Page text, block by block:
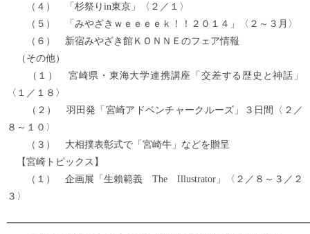
（４） 「杉祭りin東京」〈２／１〉
（５） 「みやざきｗｅｅｅｅｋ！！２０１４」〈２～３月〉
（６） 新宿みやざき館ＫＯＮＮＥのフェア情報
（その他）
（１） 宮崎県・東海大学連携講座「交差する歴史と神話」
〈１／１８〉
（２） 羽田発「宮崎アドベンチャークルーズ」３日間〈２／
８～１０〉
（３） 大相撲表彰式で「宮崎牛」などを贈呈
【宮崎トピックス】
（１） 企画展「生賴範義 The Illustrator」〈２／８～３／２
３〉